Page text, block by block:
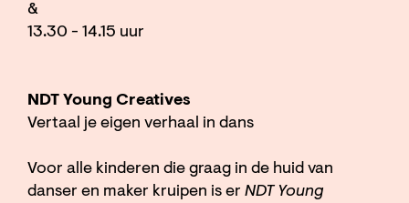
&
13.30 - 14.15 uur
NDT Young Creatives
Vertaal je eigen verhaal in dans
Voor alle kinderen die graag in de huid van
danser en maker kruipen is er NDT Young